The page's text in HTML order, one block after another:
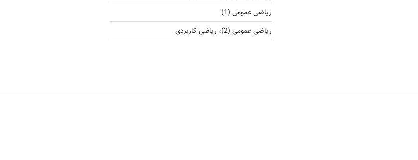
ریاضی عمومی (1)
ریاضی عمومی (2)، ریاضی کاربردی